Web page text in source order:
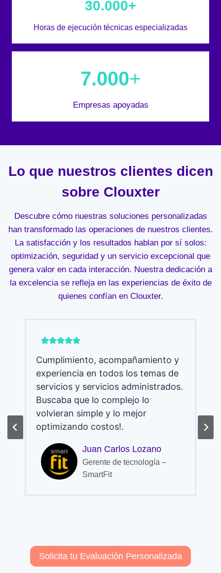
30.000+
Horas de ejecución técnicas especializadas
7.000+
Empresas apoyadas
Lo que nuestros clientes dicen
sobre Clouxter
Descubre cómo nuestras soluciones personalizadas
han transformado las operaciones de nuestros clientes.
La satisfacción y los resultados hablan por sí solos:
optimización, seguridad y un servicio excepcional que
genera valor en cada interacción. Nuestra dedicación a
la excelencia se refleja en las experiencias de éxito de
quienes confían en Clouxter.
Cumplimiento, acompañamiento y
experiencia en todos los temas de
servicios y servicios administrados.
Buscaba que lo complejo lo
volvieran simple y lo mejor
optimizando costos!.
Juan Carlos Lozano
Gerente de tecnología –
SmartFit
Solicita tu Evaluación Personalizada